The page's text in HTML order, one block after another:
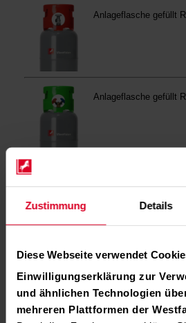
Zustimmung Details
Diese Webseite verwendet
Einwilligungserklärung zur
und ähnlichen Technologien
mehreren Plattformen der